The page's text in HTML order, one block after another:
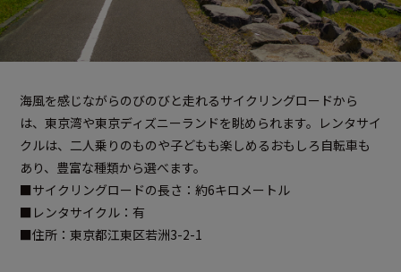
海風を感じながらのびのびと走れるサイクリングロードから
は、東京湾や東京ディズニーランドを眺められます。レンタサイ
クルは、二人乗りのものや子どもも楽しめるおもしろ自転車も
あり、豊富な種類から選べます。
■サイクリングロードの長さ：約6キロメートル
■レンタサイクル：有
■住所：東京都江東区若洲3-2-1